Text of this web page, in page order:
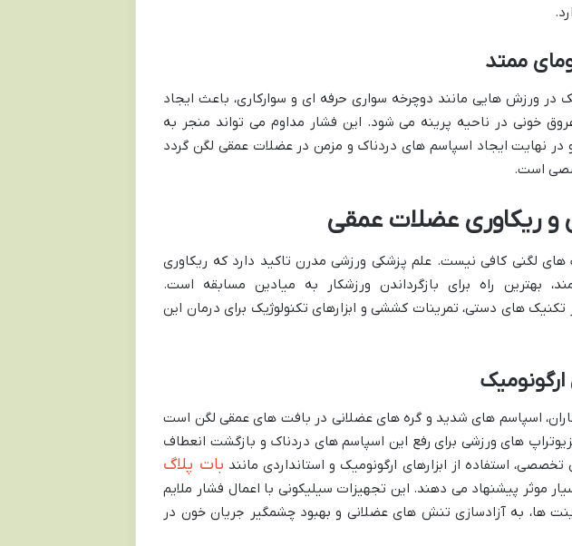
ممتد
ورزش هایی مانند دوچرخه سواری حرفه ای و سوارکاری، باعث ایجاد
خونی در ناحیه پرینه می شود. این فشار مداوم می تواند منجر به
ایجاد اسپاسم های دردناک و مزمن در عضلات عمقی لگن گردد
است.
و ریکاوری عضلات عمقی
لگنی کافی نیست. علم پزشکی ورزشی مدرن تاکید دارد که ریکاوری
بهترین راه برای بازگرداندن ورزشکار به میادین مسابقه است.
تکنیک های دستی، تمرینات کششی و ابزارهای تکنولوژیک برای درمان این
اسپاسم های شدید و گره های عضلانی در بافت های عمقی لگن است
های ورزشی برای رفع این اسپاسم های دردناک و بازگشت انعطاف
استفاده از ابزارهای ارگونومیک و استانداردی مانند بات پلاگ
موثر پیشنهاد می دهند. این تجهیزات سیلیکونی با اعمال فشار ملایم
ها، به آزادسازی تنش های عضلانی و بهبود چشمگیر جریان خون در